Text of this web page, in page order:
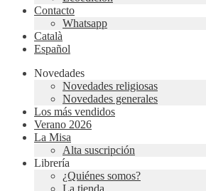
Contacto
Whatsapp
Català
Español
Novedades
Novedades religiosas
Novedades generales
Los más vendidos
Verano 2026
La Misa
Alta suscripción
Librería
¿Quiénes somos?
La tienda